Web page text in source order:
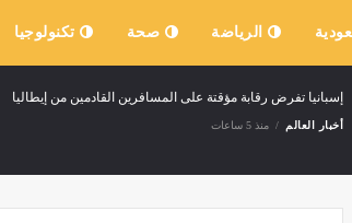
الرياضة صحة تكنولوجيا
إسبانيا تفرض رقابة مؤقتة على المسافرين القادمين من إيطاليا
أخبار العالم منذ 5 ساعات